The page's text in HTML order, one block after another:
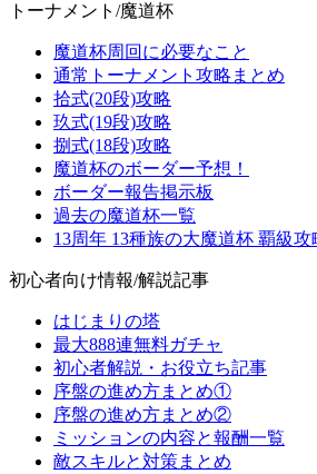
トーナメント/魔道杯
魔道杯周回に必要なこと
通常トーナメント攻略まとめ
拾式(20段)攻略
玖式(19段)攻略
捌式(18段)攻略
魔道杯のボーダー予想！
ボーダー報告掲示板
過去の魔道杯一覧
13周年 13種族の大魔道杯 覇級攻
初心者向け情報/解説記事
はじまりの塔
最大888連無料ガチャ
初心者解説・お役立ち記事
序盤の進め方まとめ①
序盤の進め方まとめ②
ミッションの内容と報酬一覧
敵スキルと対策まとめ